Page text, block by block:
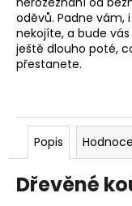
oděvů. Padne vám,
nekojíte, a bude
ještě dlouho poté,
přestanete.
Popis
Dřevěné